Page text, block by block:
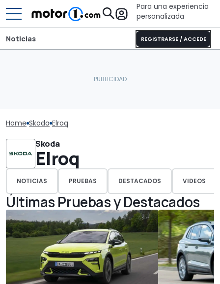
Para una experiencia
personalizada
REGISTRARSE / ACCEDE
Noticias
Home Skoda Elroq
Skoda
Elroq
NOTICIAS PRUEBAS DESTACADOS VIDEOS
Últimas Pruebas y Destacados